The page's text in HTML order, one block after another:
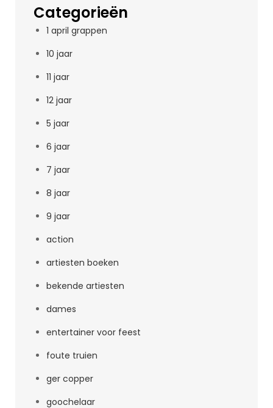
Categorieën
1 april grappen
10 jaar
11 jaar
12 jaar
5 jaar
6 jaar
7 jaar
8 jaar
9 jaar
action
artiesten boeken
bekende artiesten
dames
entertainer voor feest
foute truien
ger copper
goochelaar